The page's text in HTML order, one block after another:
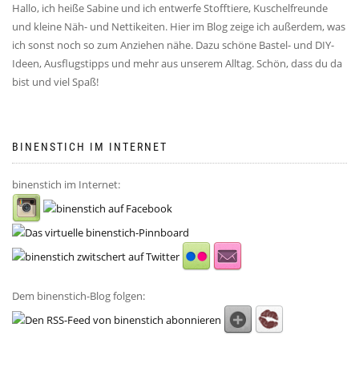
Hallo, ich heiße Sabine und ich entwerfe Stofftiere, Kuschelfreunde
und kleine Näh- und Nettikeiten. Hier im Blog zeige ich außerdem, was
ich sonst noch so zum Anziehen nähe. Dazu schöne Bastel- und DIY-
Ideen, Ausflugstipps und mehr aus unserem Alltag. Schön, dass du da
bist und viel Spaß!
BINENSTICH IM INTERNET
binenstich im Internet:
Dem binenstich-Blog folgen: